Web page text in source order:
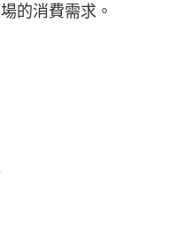
的消費需求。